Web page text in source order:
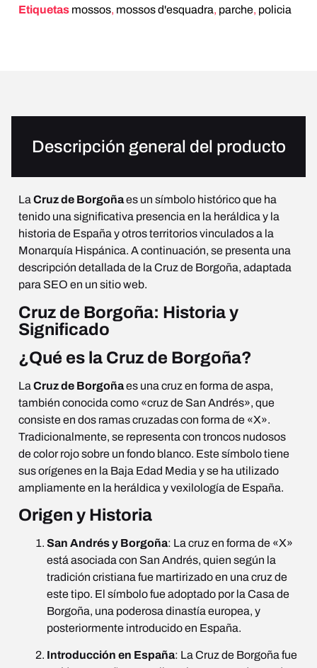
Etiquetas mossos, mossos d'esquadra, parche, policia
Descripción general del producto
La Cruz de Borgoñaes un símbolo histórico que ha
tenido una significativa presencia en la heráldica y la
historia de España y otros territorios vinculados a la
Monarquía Hispánica. A continuación, se presenta una
descripción detallada de la Cruz de Borgoña, adaptada
para SEO en un sitio web.
Cruz de Borgoña: Historia y
Significado
¿Qué es la Cruz de Borgoña?
La Cruz de Borgoñaes una cruz en forma de aspa,
también conocida como «cruz de San Andrés», que
consiste en dos ramas cruzadas con forma de «X».
Tradicionalmente, se representa con troncos nudosos
de color rojo sobre un fondo blanco. Este símbolo tiene
sus orígenes en la Baja Edad Media y se ha utilizado
ampliamente en la heráldica y vexilología de España.
Origen y Historia
San Andrés y Borgoña: La cruz en forma de «X»
está asociada con San Andrés, quien según la
tradición cristiana fue martirizado en una cruz de
este tipo. El símbolo fue adoptado por la Casa de
Borgoña, una poderosa dinastía europea, y
posteriormente introducido en España.
Introducción en España: La Cruz de Borgoña fue